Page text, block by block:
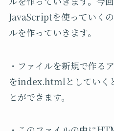
JavaScriptを使っていく
ルを作っていきます。
・ファイルを新規で作る
をindex.htmlとしていく
とができます。